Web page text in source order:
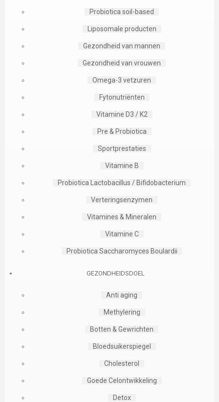
Probiotica soil-based
Liposomale producten
Gezondheid van mannen
Gezondheid van vrouwen
Omega-3 vetzuren
Fytonutriënten
Vitamine D3 / K2
Pre & Probiotica
Sportprestaties
Vitamine B
Probiotica Lactobacillus / Bifidobacterium
Verteringsenzymen
Vitamines & Mineralen
Vitamine C
Probiotica Saccharomyces Boulardii
GEZONDHEIDSDOEL
Anti aging
Methylering
Botten & Gewrichten
Bloedsuikerspiegel
Cholesterol
Goede Celontwikkeling
Detox